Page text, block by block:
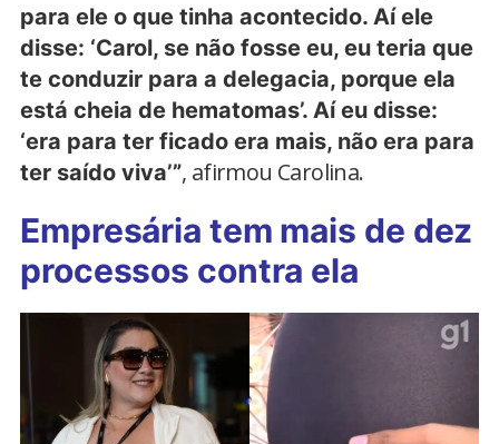
para ele o que tinha acontecido. Aí ele
disse: ‘Carol, se não fosse eu, eu teria que
te conduzir para a delegacia, porque ela
está cheia de hematomas’. Aí eu disse:
‘era para ter ficado era mais, não era para
ter saído viva’”, afirmou Carolina.
Empresária tem mais de dez
processos contra ela